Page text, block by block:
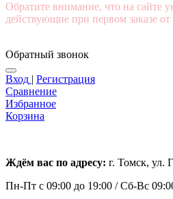
Обратите внимание, что на сайте
действующие при первом заказе от
Обратный звонок
Вход | Регистрация
Сравнение
Избранное
Корзина
Ждём вас по адресу: г. Томск, ул.
Пн-Пт с 09:00 до 19:00 /Сб-Вс